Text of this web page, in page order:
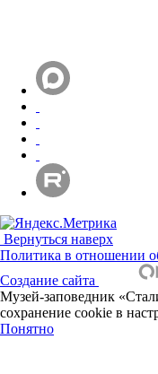
Вернуться наверх
Политика в отношении
Создание сайта
Музей-заповедник
сохранение cookie в
Понятно